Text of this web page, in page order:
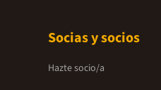
Socias y socios
Hazte socio/a